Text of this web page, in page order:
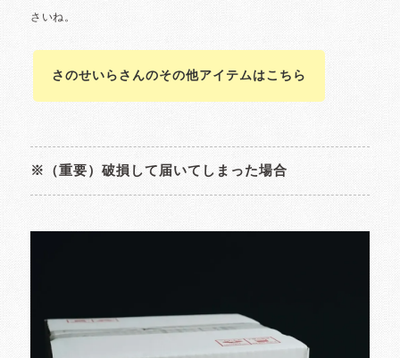
さのせいらさんのその他アイテムはこちら
※（重要）破損して届いてしまった場合